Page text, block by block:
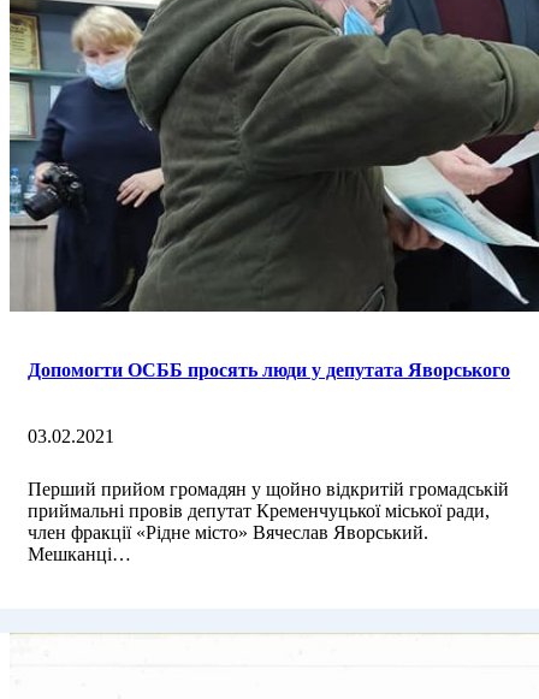
Допомогти ОСББ просять люди у депутата Яворського
03.02.2021
Перший прийом громадян у щойно відкритій громадській
приймальні провів депутат Кременчуцької міської ради,
член фракції «Рідне місто» Вячеслав Яворський.
Мешканці…